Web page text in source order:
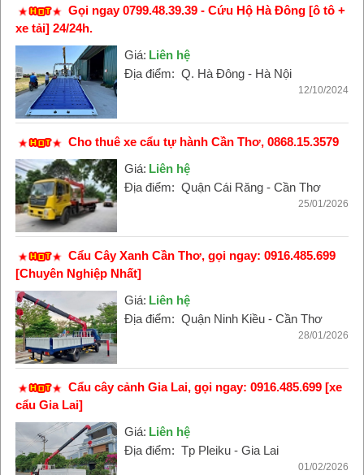
Gọi ngay 0799.48.39.39 - Cứu Hộ Hà Đông [ô tô +
xe tải] 24/24h.
Giá: Liên hệ
Địa điểm: Q. Hà Đông - Hà Nội
12/10/2024
Cho thuê xe cẩu tự hành Cần Thơ, 0868.15.3579
Giá: Liên hệ
Địa điểm: Quận Cái Răng - Cần Thơ
25/01/2026
Cẩu Cây Xanh Cần Thơ, gọi ngay: 0916.485.699
[Chuyên Nghiệp Nhất]
Giá: Liên hệ
Địa điểm: Quận Ninh Kiều - Cần Thơ
28/01/2026
Cẩu cây cảnh Gia Lai, gọi ngay: 0916.485.699 [xe
cẩu Gia Lai]
Giá: Liên hệ
Địa điểm: Tp Pleiku - Gia Lai
01/02/2026